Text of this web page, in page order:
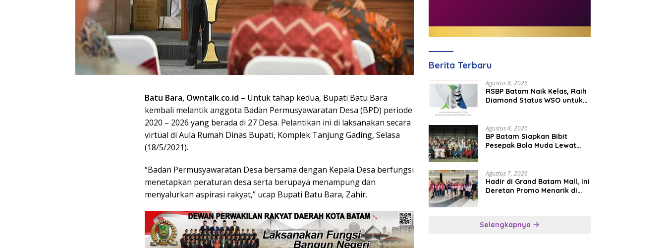
Batu Bara, Owntalk.co.id – Untuk tahap kedua, Bupati Batu Bara
kembali melantik anggota Badan Permusyawaratan Desa (BPD) periode
2020 – 2026 yang berada di 27 Desa. Pelantikan ini di laksanakan secara
virtual di Aula Rumah Dinas Bupati, Komplek Tanjung Gading, Selasa
(18/5/2021).
“Badan Permusyawaratan Desa bersama dengan Kepala Desa berfungsi
menetapkan peraturan desa serta berupaya menampung dan
menyalurkan aspirasi rakyat,” ucap Bupati Batu Bara, Zahir.
Berita Terbaru
Agustus 8, 2026
RSBP Batam Naik Kelas, Raih
Diamond Status WSO untuk
Agustus 8, 2026
BP Batam Siapkan Bibit
Pesepak Bola Muda Lewat
2026
Agustus 7, 2026
Hadir di Grand Batam Mall, Ini
Deretan Promo Menarik di
Selengkapnya